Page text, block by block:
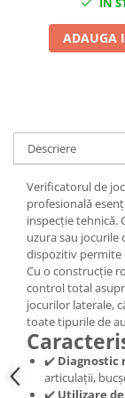
Scule fixare
Alfa romeo
Chrysler
Citroen
Fiat
Ford
Jaguar
Jeep
Lancia
Land Rover
Mazda
Mercedes
Mini
ADAUGA
Descriere
Verificatorul de
profesională
inspecție tehnică.
uzura sau jocurile
dispozitiv permite
Cu o construcție
control total
jocurilor laterale,
toate tipurile de
✔️ Diagnostic
articulații,
✔️ Utilizare